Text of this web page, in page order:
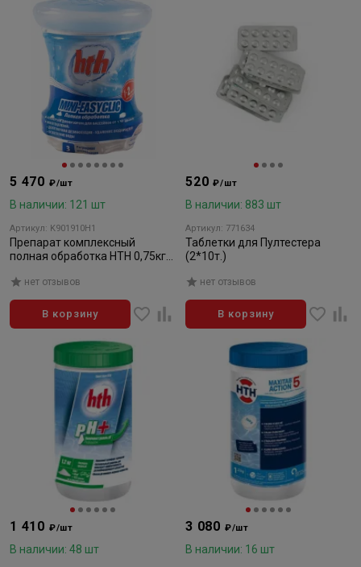
5 470 ₽/шт
В наличии: 121 шт
Артикул: K901910H1
Препарат комплексный
полная обработка HTH 0,75кг
(K901910H1)
нет отзывов
В корзину
520₽/шт
В наличии: 883 шт
Артикул: 771634
Таблетки для Пултестера
(2*10т.)
нет отзывов
В корзину
1 410 ₽/шт
В наличии: 48 шт
3 080 ₽/шт
В наличии: 16 шт